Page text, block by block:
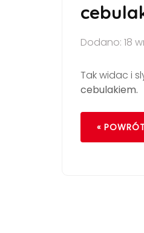
Dodano: 18
Tak widac i
cebulakiem.
«